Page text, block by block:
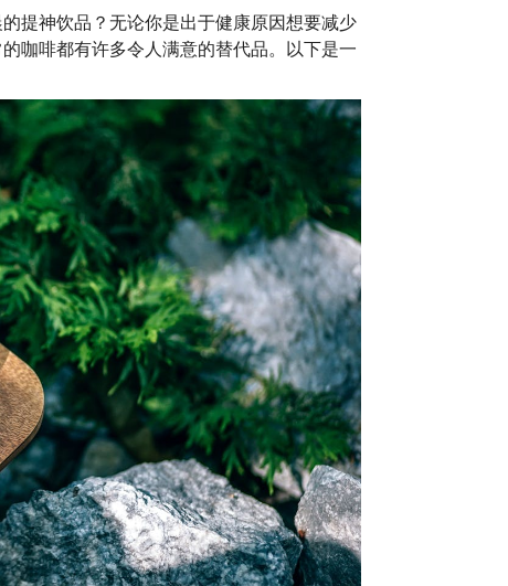
提神饮品？无论你是出于健康原因想要减少
咖啡都有许多令人满意的替代品。以下是一